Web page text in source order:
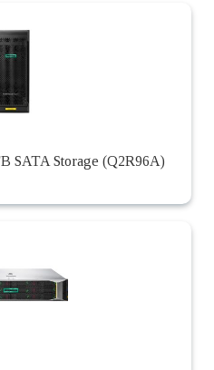
SATA Storage (Q2R96A)